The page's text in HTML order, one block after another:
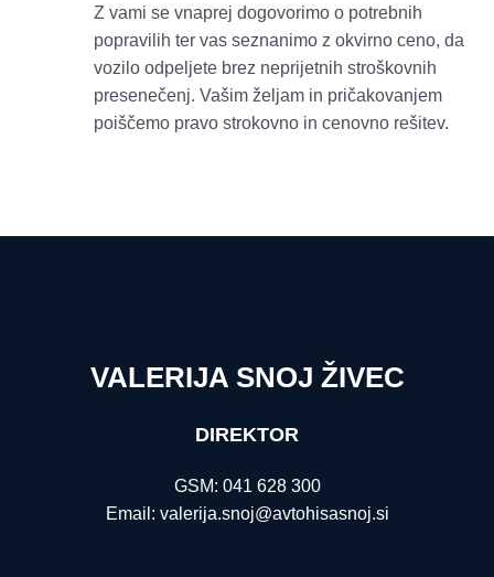
Z vami se vnaprej dogovorimo o potrebnih
popravilih ter vas seznanimo z okvirno ceno, da
vozilo odpeljete brez neprijetnih stroškovnih
presenečenj. Vašim željam in pričakovanjem
poiščemo pravo strokovno in cenovno rešitev.
VALERIJA SNOJ ŽIVEC
DIREKTOR
GSM: 041 628 300
Email: valerija.snoj@avtohisasnoj.si